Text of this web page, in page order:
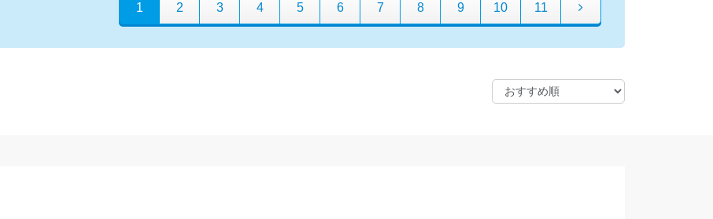
1 2 3 4 5 6 7 8 9 10 11